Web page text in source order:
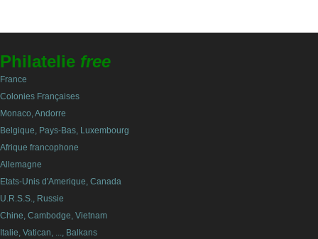
Philatelie free
France
Colonies Françaises
Monaco, Andorre
Belgique, Pays-Bas, Luxembourg
Afrique francophone
Allemagne
Etats-Unis d'Amerique, Canada
U.R.S.S., Russie
Chine, Cambodge, Vietnam
Italie, Vatican, ..., Balkans